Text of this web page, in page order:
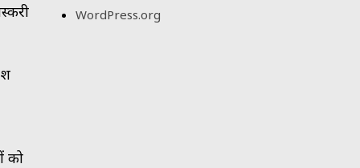
को
WordPress.org